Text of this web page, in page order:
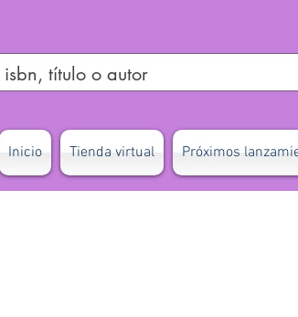
Inicio Tienda virtual Próximos